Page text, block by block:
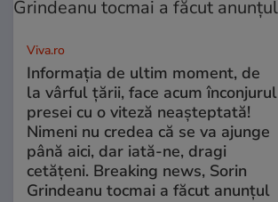
Viva.ro
Informația de ultim moment, de
la vârful țării, face acum înconjurul
presei cu o viteză neașteptată!
Nimeni nu credea că se va ajunge
până aici, dar iată-ne, dragi
cetățeni. Breaking news, Sorin
Grindeanu tocmai a făcut anunțul